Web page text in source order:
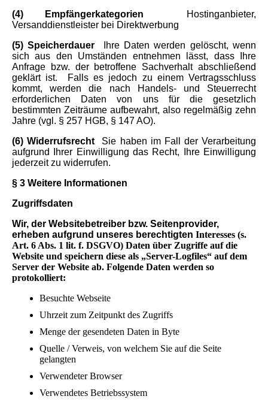
(4) Empfängerkategorien
Hostinganbieter,
Versanddienstleister bei Direktwerbung
(5) Speicherdauer
Ihre Daten werden gelöscht, wenn
sich aus den Umständen entnehmen lässt, dass Ihre
Anfrage bzw. der betroffene Sachverhalt abschließend
geklärt ist.
Falls es jedoch zu einem Vertragsschluss
kommt, werden die nach Handels- und Steuerrecht
erforderlichen Daten von uns für die gesetzlich
bestimmten Zeiträume aufbewahrt, also regelmäßig zehn
Jahre (vgl. § 257 HGB, § 147 AO).
(6) Widerrufsrecht
Sie haben im Fall der Verarbeitung
aufgrund Ihrer Einwilligung das Recht, Ihre Einwilligung
jederzeit zu widerrufen.
§ 3 Weitere Informationen
Zugriffsdaten
Wir, der Websitebetreiber bzw. Seitenprovider,
erheben aufgrund unseres berechtigten Interesses (s.
Art. 6 Abs. 1 lit. f. DSGVO) Daten über Zugriffe auf die
Website und speichern diese als „Server-Logfiles“ auf dem
Server der Website ab. Folgende Daten werden so
protokolliert:
Besuchte Webseite
Uhrzeit zum Zeitpunkt des Zugriffs
Menge der gesendeten Daten in Byte
Quelle / Verweis, von welchem Sie auf die Seite
gelangten
Verwendeter Browser
Verwendetes Betriebssystem